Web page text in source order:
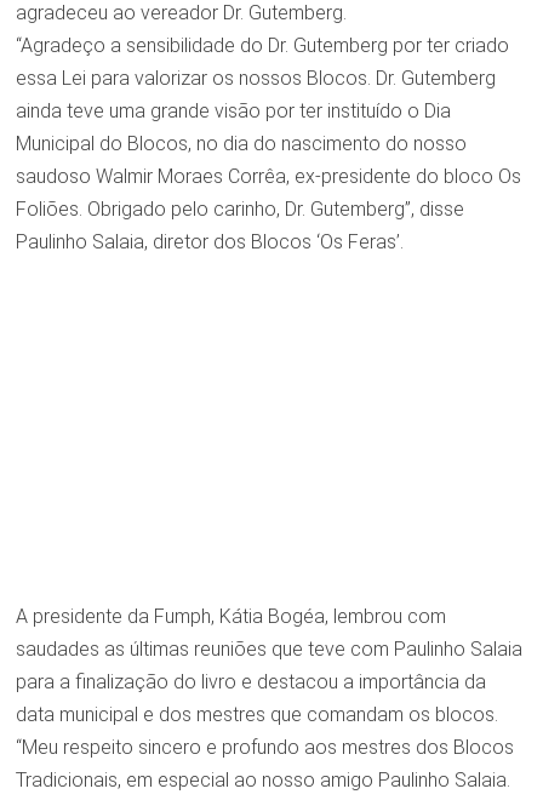
agradeceu ao vereador Dr. Gutemberg.
“Agradeço a sensibilidade do Dr. Gutemberg por ter criado
essa Lei para valorizar os nossos Blocos. Dr. Gutemberg
ainda teve uma grande visão por ter instituído o Dia
Municipal do Blocos, no dia do nascimento do nosso
saudoso Walmir Moraes Corrêa, ex-presidente do bloco Os
Foliões. Obrigado pelo carinho, Dr. Gutemberg”, disse
Paulinho Salaia, diretor dos Blocos ‘Os Feras’.
A presidente da Fumph, Kátia Bogéa, lembrou com
saudades as últimas reuniões que teve com Paulinho Salaia
para a finalização do livro e destacou a importância da
data municipal e dos mestres que comandam os blocos.
“Meu respeito sincero e profundo aos mestres dos Blocos
Tradicionais, em especial ao nosso amigo Paulinho Salaia.